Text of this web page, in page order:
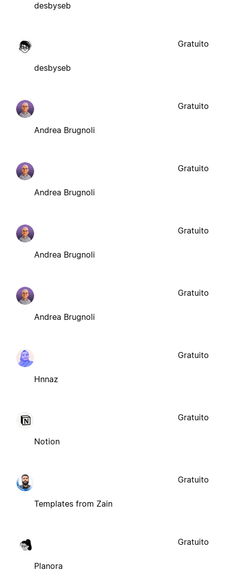
desbyseb
desbyseb
Gratuito
Andrea Brugnoli
Gratuito
Andrea Brugnoli
Gratuito
Andrea Brugnoli
Gratuito
Andrea Brugnoli
Gratuito
Hnnaz
Gratuito
Notion
Gratuito
Templates from Zain
Gratuito
Planora
Gratuito